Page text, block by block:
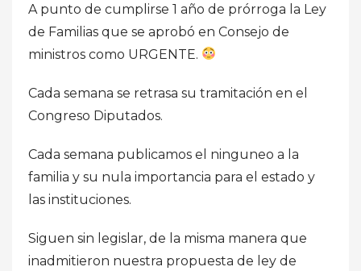
A punto de cumplirse 1 año de prórroga la Ley
de Familias que se aprobó en Consejo de
ministros como URGENTE.
Cada semana se retrasa su tramitación en el
Congreso Diputados.
Cada semana publicamos el ninguneo a la
familia y su nula importancia para el estado y
las instituciones.
Siguen sin legislar, de la misma manera que
inadmitieron nuestra propuesta de ley de